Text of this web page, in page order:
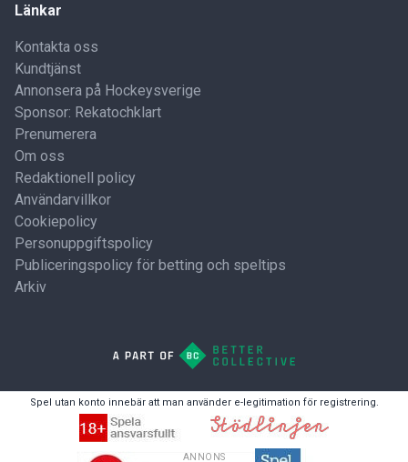
ANNONS
Länkar
Kontakta oss
Kundtjänst
Annonsera på Hockeysverige
Sponsor: Rekatochklart
Prenumerera
Om oss
Redaktionell policy
Användarvillkor
Cookiepolicy
Personuppgiftspolicy
Publiceringspolicy för betting och speltips
Arkiv
Spel utan konto innebär att man använder e-legitimation för registrering.